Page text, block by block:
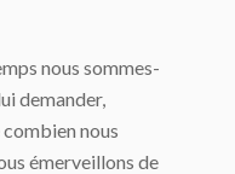
nous sommes-
demander,
nous
émerveillons de